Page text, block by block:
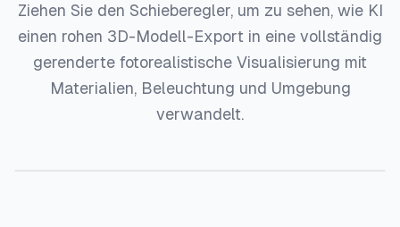
Ziehen Sie den Schieberegler, um zu sehen, wie KI
einen rohen 3D-Modell-Export in eine vollständig
gerenderte fotorealistische Visualisierung mit
Materialien, Beleuchtung und Umgebung
verwandelt.